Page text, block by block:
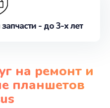
- до 3-х лет
на ремонт и
планшетов